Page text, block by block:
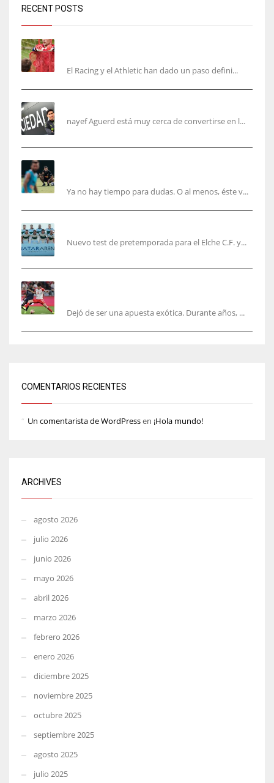
RECENT POSTS
El Racing y el Athletic han dado un paso defini...
nayef Aguerd está muy cerca de convertirse en l...
Ya no hay tiempo para dudas. O al menos, éste v...
Nuevo test de pretemporada para el Elche C.F. y...
Dejó de ser una apuesta exótica. Durante años, ...
COMENTARIOS RECIENTES
Un comentarista de WordPressen ¡Hola mundo!
ARCHIVES
agosto 2026
julio 2026
junio 2026
mayo 2026
abril 2026
marzo 2026
febrero 2026
enero 2026
diciembre 2025
noviembre 2025
octubre 2025
septiembre 2025
agosto 2025
julio 2025